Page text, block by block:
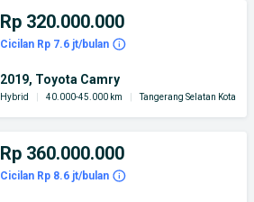
Rp 320.000.000
Cicilan Rp 7.6 jt/bulan
2019, Toyota Camry
Hybrid 40.000-45.000 km Tangerang Selatan Kota
Rp 360.000.000
Cicilan Rp 8.6 jt/bulan